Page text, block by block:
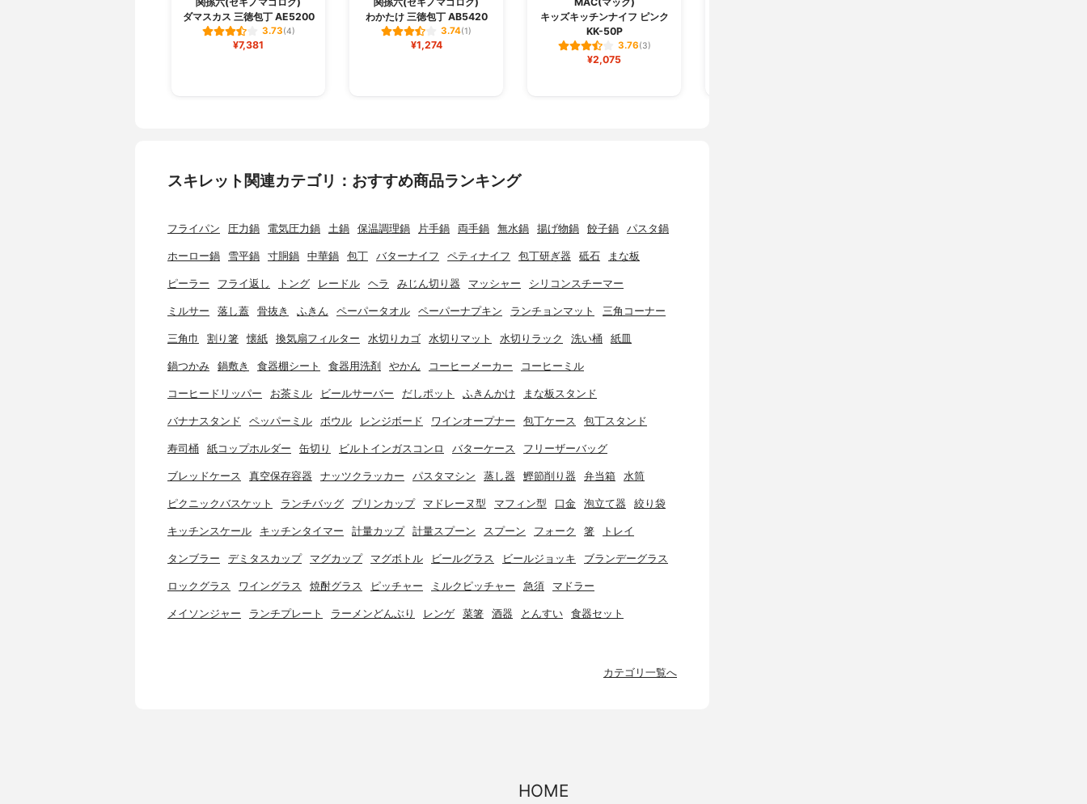
ダマスカス 三徳包丁 AE5200
3.73(4)
¥7,381
わかたけ 三徳包丁 AB5420
3.74(1)
¥1,274
キッズキッチンナイフ ピンク
KK-50P
3.76(3)
¥2,075
スキレット関連カテゴリ：おすすめ商品ランキング
フライパン 圧力鍋 電気圧力鍋 土鍋 保温調理鍋 片手鍋 両手鍋 無水鍋 揚げ物鍋 餃子鍋 パスタ鍋
ホーロー鍋 雪平鍋 寸胴鍋 中華鍋 包丁 バターナイフ ペティナイフ 包丁研ぎ器 砥石 まな板
ピーラー フライ返し トング レードル ヘラ みじん切り器 マッシャー シリコンスチーマー
ミルサー 落し蓋 骨抜き ふきん ペーパータオル ペーパーナプキン ランチョンマット 三角コーナー
三角巾 割り箸 懐紙 換気扇フィルター 水切りカゴ 水切りマット 水切りラック 洗い桶 紙皿
鍋つかみ 鍋敷き 食器棚シート 食器用洗剤 やかん コーヒーメーカー コーヒーミル
コーヒードリッパー お茶ミル ビールサーバー だしポット ふきんかけ まな板スタンド
バナナスタンド ペッパーミル ボウル レンジボード ワインオープナー 包丁ケース 包丁スタンド
寿司桶 紙コップホルダー 缶切り ビルトインガスコンロ バターケース フリーザーバッグ
ブレッドケース 真空保存容器 ナッツクラッカー パスタマシン 蒸し器 鰹節削り器 弁当箱 水筒
ピクニックバスケット ランチバッグ プリンカップ マドレーヌ型 マフィン型 口金 泡立て器 絞り袋
キッチンスケール キッチンタイマー 計量カップ 計量スプーン スプーン フォーク 箸 トレイ
タンブラー デミタスカップ マグカップ マグボトル ビールグラス ビールジョッキ ブランデーグラス
ロックグラス ワイングラス 焼酎グラス ピッチャー ミルクピッチャー 急須 マドラー
メイソンジャー ランチプレート ラーメンどんぶり レンゲ 菜箸 酒器 とんすい 食器セット
カテゴリ一覧へ
HOME